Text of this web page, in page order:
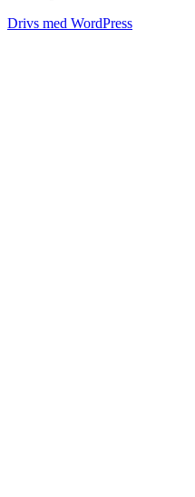
Drivs med WordPress